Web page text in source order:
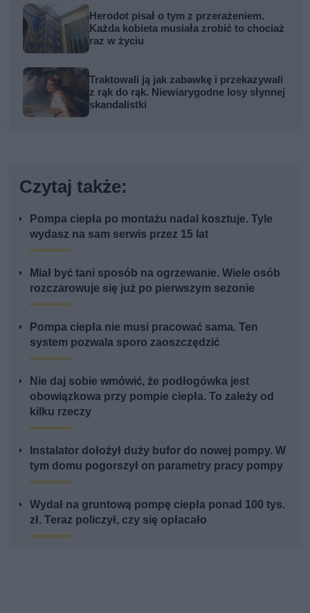
Herodot pisał o tym z przerażeniem.
Każda kobieta musiała zrobić to chociaż
raz w życiu
Traktowali ją jak zabawkę i przekazywali
z rąk do rąk. Niewiarygodne losy słynnej
skandalistki
Czytaj także:
Pompa ciepła po montażu nadal kosztuje. Tyle
wydasz na sam serwis przez 15 lat
Miał być tani sposób na ogrzewanie. Wiele osób
rozczarowuje się już po pierwszym sezonie
Pompa ciepła nie musi pracować sama. Ten
system pozwala sporo zaoszczędzić
Nie daj sobie wmówić, że podłogówka jest
obowiązkowa przy pompie ciepła. To zależy od
kilku rzeczy
Instalator dołożył duży bufor do nowej pompy. W
tym domu pogorszył on parametry pracy pompy
Wydał na gruntową pompę ciepła ponad 100 tys.
zł. Teraz policzył, czy się opłacało